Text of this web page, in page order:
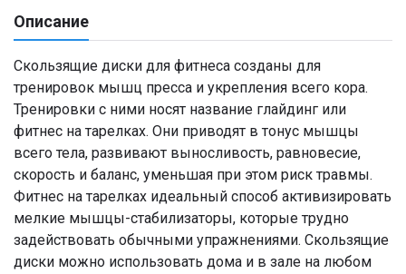
Описание
Скользящие диски для фитнеса созданы для
тренировок мышц пресса и укрепления всего кора.
Тренировки с ними носят название глайдинг или
фитнес на тарелках. Они приводят в тонус мышцы
всего тела, развивают выносливость, равновесие,
скорость и баланс, уменьшая при этом риск травмы.
Фитнес на тарелках идеальный способ активизировать
мелкие мышцы-стабилизаторы, которые трудно
задействовать обычными упражнениями. Скользящие
диски можно использовать дома и в зале на любом